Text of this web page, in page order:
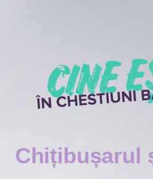
Chițibușarul